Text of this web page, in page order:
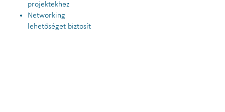
projektekhez
Networking
lehetőséget biztosít